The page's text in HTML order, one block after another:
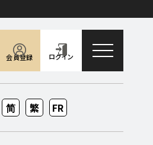
会員登録 ログイン toggle
ZH-
ZH-
FR